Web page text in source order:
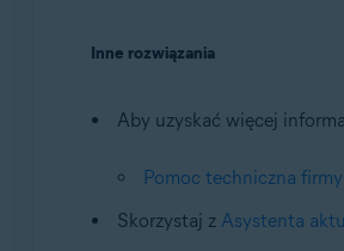
Inne rozwiązania
Aby uzyskać więcej
Pomoc techniczna
Skorzystaj z Asystenta